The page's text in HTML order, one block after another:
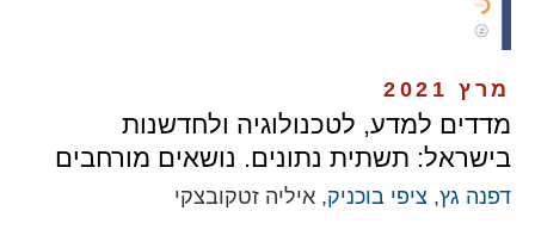
מרץ 2021
מדדים למדע, לטכנולוגיה ולחדשנות
בישראל: תשתית נתונים. נושאים מורחבים
דפנה גץ, ציפי בוכניק, איליה זטקובצקי